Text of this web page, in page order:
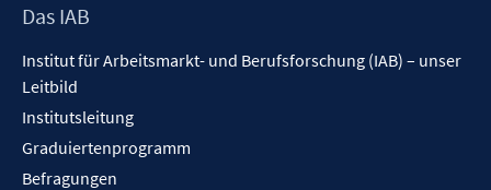
Footer
Das IAB
Institut für Arbeitsmarkt- und Berufsforschung (IAB) – unser
Leitbild
Institutsleitung
Graduiertenprogramm
Befragungen